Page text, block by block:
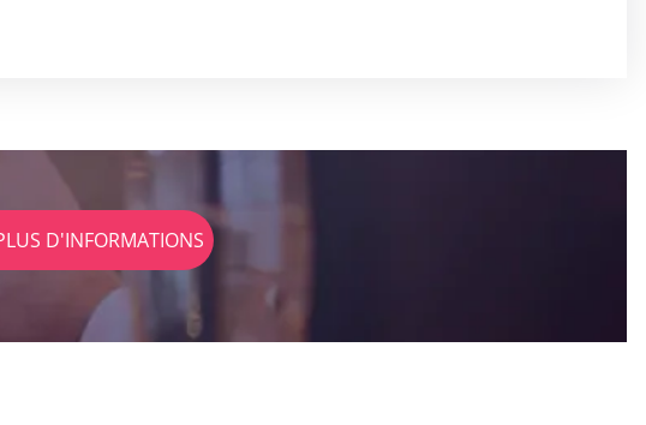
D'INFORMATIONS